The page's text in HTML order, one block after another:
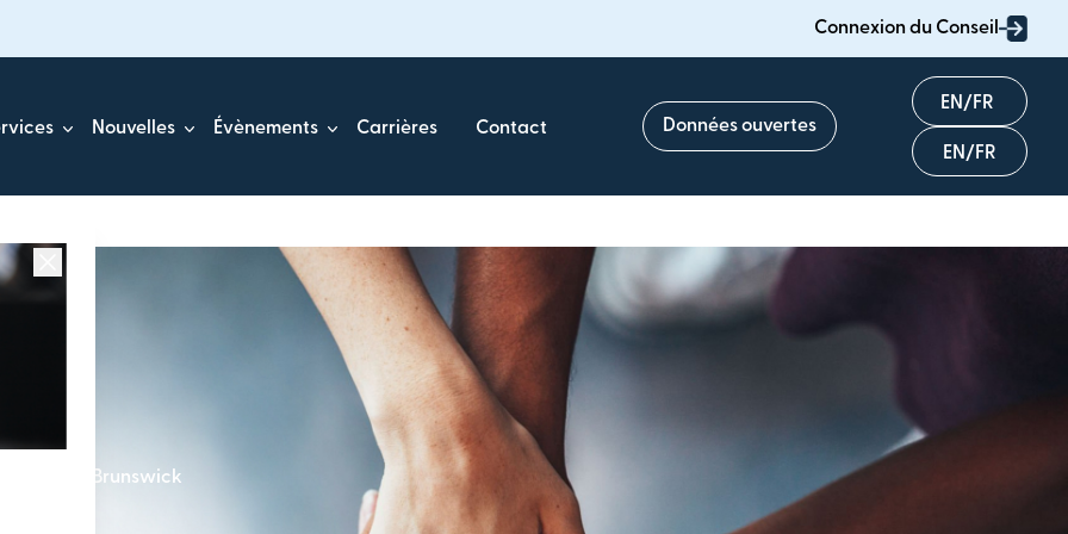
Connexion du Conseil
Nouvelles Évènements Carrières Contact Données ouvertes
English
Français
Nouveau-Brunswick